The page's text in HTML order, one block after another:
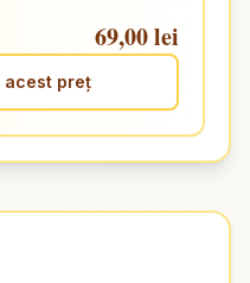
69,00 lei
acest preț